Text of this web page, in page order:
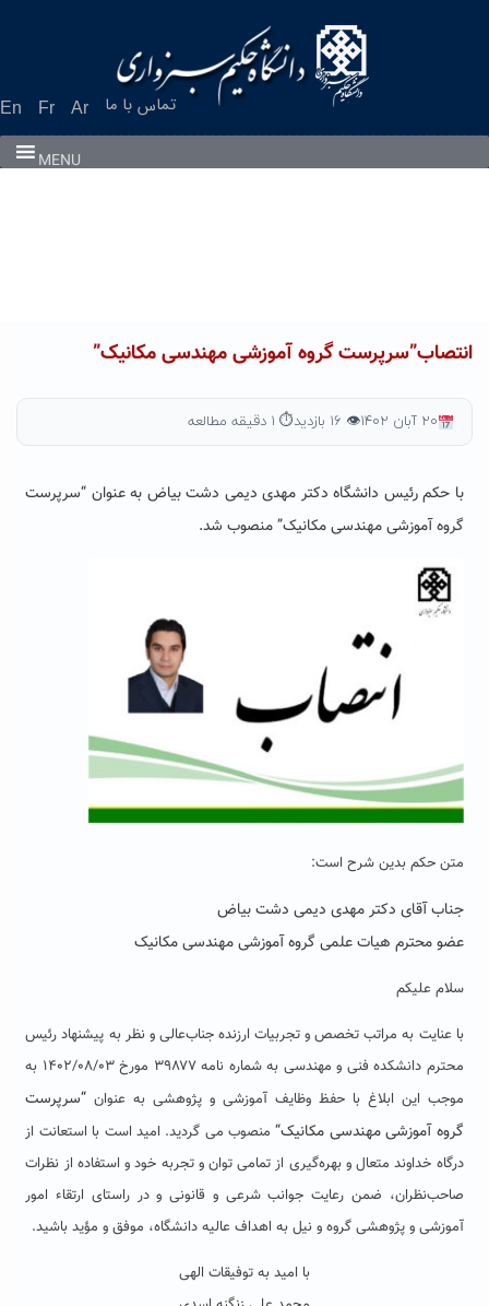
En Fr Ar تماس با ما
MENU
انتصاب”سرپرست گروه آموزشی مهندسی مکانیک”
۲۰ آبان ۱۴۰۲ 👁 ۱۶ بازدید ⏱ ۱ دقیقه مطالعه
با حکم رئیس دانشگاه دکتر مهدی دیمی دشت بیاض به عنوان “سرپرست
گروه آموزشی مهندسی مکانیک” منصوب شد.
متن حکم بدین شرح است:
جناب آقای دکتر مهدی دیمی دشت بیاض
عضو محترم هیات علمی گروه آموزشی مهندسی مکانیک
سلام علیکم
با عنایت به مراتب تخصص و تجربیات ارزنده جناب‌عالی و نظر به پیشنهاد رئیس
محترم دانشکده فنی و مهندسی به شماره نامه ۳۹۸۷۷ مورخ ۱۴۰۲/۰۸/۰۳ به
موجب این ابلاغ با حفظ وظایف آموزشی و پژوهشی به عنوان “سرپرست
گروه آموزشی مهندسی مکانیک“منصوب می گردید. امید است با استعانت از
درگاه خداوند متعال و بهره‌گیری از تمامی توان و تجربه خود و استفاده از نظرات
صاحب‌نظران، ضمن رعایت جوانب شرعی و قانونی و در راستای ارتقاء امور
آموزشی و پژوهشی گروه و نیل به اهداف عالیه دانشگاه، موفق و مؤید باشید.
با امید به توفیقات الهی